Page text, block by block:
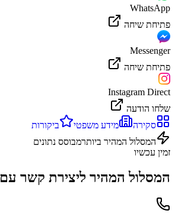
WhatsApp
פתיחת שיחה
Messenger
פתיחת שיחה
Instagram Direct
שלחו הודעה
סקירה
מידע משפטי
ביקורות
המסלול המהיר ביותרמבוסס נתונים
זמין עכשיו
המסלול המהיר ליצירת קשר עם